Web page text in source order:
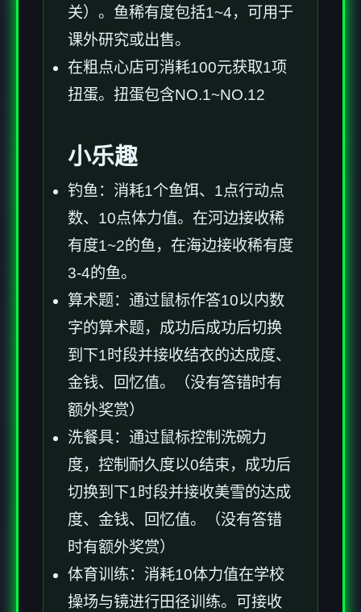
关）。鱼稀有度包括1~4，可用于
课外研究或出售。
在粗点心店可消耗100元获取1项
扭蛋。扭蛋包含NO.1~NO.12
小乐趣
钓鱼：消耗1个鱼饵、1点行动点
数、10点体力值。在河边接收稀
有度1~2的鱼，在海边接收稀有度
3-4的鱼。
算术题：通过鼠标作答10以内数
字的算术题，成功后成功后切换
到下1时段并接收结衣的达成度、
金钱、回忆值。（没有答错时有
额外奖赏）
洗餐具：通过鼠标控制洗碗力
度，控制耐久度以0结束，成功后
切换到下1时段并接收美雪的达成
度、金钱、回忆值。（没有答错
时有额外奖赏）
体育训练：消耗10体力值在学校
操场与镜进行田径训练。可接收